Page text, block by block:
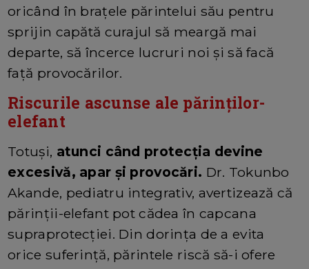
oricând în brațele părintelui său pentru
sprijin capătă curajul să meargă mai
departe, să încerce lucruri noi și să facă
față provocărilor.
Riscurile ascunse ale părinților-
elefant
Totuși, atunci când protecția devine
excesivă, apar și provocări. Dr. Tokunbo
Akande, pediatru integrativ, avertizează că
părinții-elefant pot cădea în capcana
supraprotecției. Din dorința de a evita
orice suferință, părintele riscă să-i ofere